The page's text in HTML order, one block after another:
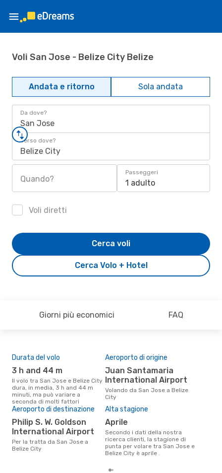
Voli San Jose - Belize City Belize
Andata e ritorno Sola andata
Da dove?
San Jose
Verso dove?
Belize City
Quando?
Passeggeri
1 adulto
Voli diretti
Cerca Volo + Hotel
Cerca voli
Giorni più economici FAQ
Durata del volo
3 h and 44 m
Il volo tra San Jose e Belize City
dura, in media, 3 h and 44 m
minuti, ma può variare a
seconda di molti fattori
Aeroporto di origine
Juan Santamaria
International Airport
Volando da San Jose a Belize
City
Aeroporto di destinazione
Philip S. W. Goldson
International Airport
Per la tratta da San Jose a
Belize City
Alta stagione
aprile
Secondo i dati della nostra
ricerca clienti, la stagione di
punta per volare tra San Jose e
Belize City è aprile .